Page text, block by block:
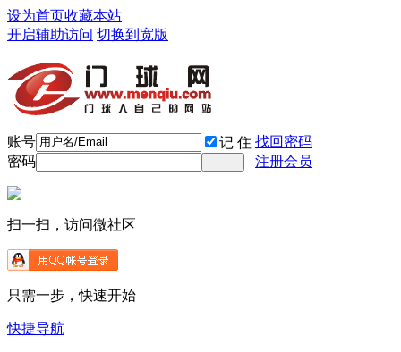
设为首页收藏本站
开启辅助访问 切换到宽版
账号 记 住 找回密码
密码
注册会员
扫一扫，访问微社区
只需一步，快速开始
快捷导航